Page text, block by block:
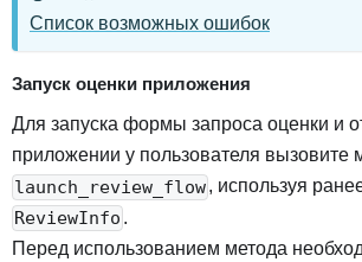
Список возможных ошибок
Запуск оценки приложения
Для запуска формы запроса оценки и
приложении у пользователя вызовите
launch_review_flow, используя
ReviewInfo .
Перед использованием метода